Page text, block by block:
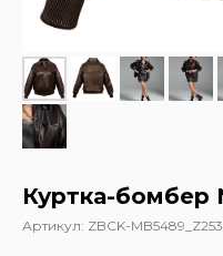
Куртка-бомбер
Артикул: ZBCK-